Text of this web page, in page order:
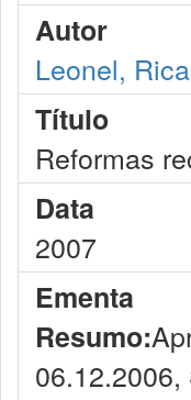
Autor
Leonel,
Título
Reformas
Data
2007
Ementa
Resumo: